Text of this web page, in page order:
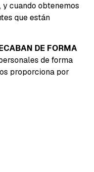
cuando obtenemos
que están
DE FORMA
de forma
proporciona por